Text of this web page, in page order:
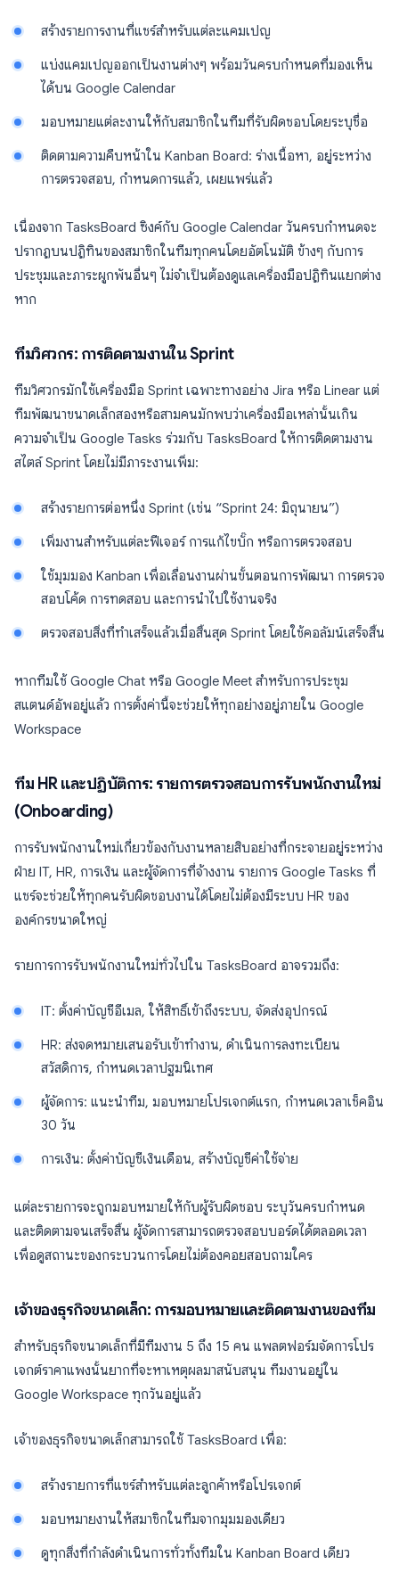
สร้างรายการงานที่แชร์สำหรับแต่ละแคมเปญ
แบ่งแคมเปญออกเป็นงานต่างๆ พร้อมวันครบกำหนดที่มองเห็น
ได้บน Google Calendar
มอบหมายแต่ละงานให้กับสมาชิกในทีมที่รับผิดชอบโดยระบุชื่อ
ติดตามความคืบหน้าใน Kanban Board: ร่างเนื้อหา, อยู่ระหว่าง
การตรวจสอบ, กำหนดการแล้ว, เผยแพร่แล้ว
เนื่องจาก TasksBoard ซิงค์กับ Google Calendar วันครบกำหนดจะ
ปรากฏบนปฏิทินของสมาชิกในทีมทุกคนโดยอัตโนมัติ ข้างๆ กับการ
ประชุมและภาระผูกพันอื่นๆ ไม่จำเป็นต้องดูแลเครื่องมือปฏิทินแยกต่าง
หาก
ทีมวิศวกร: การติดตามงานใน Sprint
ทีมวิศวกรมักใช้เครื่องมือ Sprint เฉพาะทางอย่าง Jira หรือ Linear แต่
ทีมพัฒนาขนาดเล็กสองหรือสามคนมักพบว่าเครื่องมือเหล่านั้นเกิน
ความจำเป็น Google Tasks ร่วมกับ TasksBoard ให้การติดตามงาน
สไตล์ Sprint โดยไม่มีภาระงานเพิ่ม:
สร้างรายการต่อหนึ่ง Sprint (เช่น “Sprint 24: มิถุนายน”)
เพิ่มงานสำหรับแต่ละฟีเจอร์ การแก้ไขบั๊ก หรือการตรวจสอบ
ใช้มุมมอง Kanban เพื่อเลื่อนงานผ่านขั้นตอนการพัฒนา การตรวจ
สอบโค้ด การทดสอบ และการนำไปใช้งานจริง
ตรวจสอบสิ่งที่ทำเสร็จแล้วเมื่อสิ้นสุด Sprint โดยใช้คอลัมน์เสร็จสิ้น
หากทีมใช้ Google Chat หรือ Google Meet สำหรับการประชุม
สแตนด์อัพอยู่แล้ว การตั้งค่านี้จะช่วยให้ทุกอย่างอยู่ภายใน Google
Workspace
ทีม HR และปฏิบัติการ: รายการตรวจสอบการรับพนักงานใหม่
(Onboarding)
การรับพนักงานใหม่เกี่ยวข้องกับงานหลายสิบอย่างที่กระจายอยู่ระหว่าง
ฝ่าย IT, HR, การเงิน และผู้จัดการที่จ้างงาน รายการ Google Tasks ที่
แชร์จะช่วยให้ทุกคนรับผิดชอบงานได้โดยไม่ต้องมีระบบ HR ของ
องค์กรขนาดใหญ่
รายการการรับพนักงานใหม่ทั่วไปใน TasksBoard อาจรวมถึง:
IT: ตั้งค่าบัญชีอีเมล, ให้สิทธิ์เข้าถึงระบบ, จัดส่งอุปกรณ์
HR: ส่งจดหมายเสนอรับเข้าทำงาน, ดำเนินการลงทะเบียน
สวัสดิการ, กำหนดเวลาปฐมนิเทศ
ผู้จัดการ: แนะนำทีม, มอบหมายโปรเจกต์แรก, กำหนดเวลาเช็คอิน
30 วัน
การเงิน: ตั้งค่าบัญชีเงินเดือน, สร้างบัญชีค่าใช้จ่าย
แต่ละรายการจะถูกมอบหมายให้กับผู้รับผิดชอบ ระบุวันครบกำหนด
และติดตามจนเสร็จสิ้น ผู้จัดการสามารถตรวจสอบบอร์ดได้ตลอดเวลา
เพื่อดูสถานะของกระบวนการโดยไม่ต้องคอยสอบถามใคร
เจ้าของธุรกิจขนาดเล็ก: การมอบหมายและติดตามงานของทีม
สำหรับธุรกิจขนาดเล็กที่มีทีมงาน 5 ถึง 15 คน แพลตฟอร์มจัดการโปร
เจกต์ราคาแพงนั้นยากที่จะหาเหตุผลมาสนับสนุน ทีมงานอยู่ใน
Google Workspace ทุกวันอยู่แล้ว
เจ้าของธุรกิจขนาดเล็กสามารถใช้ TasksBoard เพื่อ:
สร้างรายการที่แชร์สำหรับแต่ละลูกค้าหรือโปรเจกต์
มอบหมายงานให้สมาชิกในทีมจากมุมมองเดียว
ดูทุกสิ่งที่กำลังดำเนินการทั่วทั้งทีมใน Kanban Board เดียว